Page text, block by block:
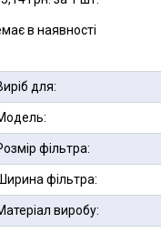
в наявності
для:
фільтра:
фільтра:
виробу: